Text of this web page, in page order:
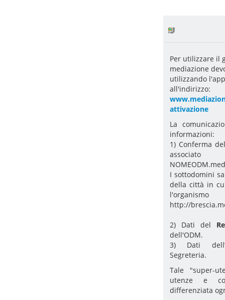
Per utilizzare il
mediazione
utilizzando
all'indirizzo:
attivazione
La
informazioni:
1) Conferma
I sottodomini
della città in
l'organismo
http://
2) Dati del
dell'ODM.
3) Dati dell’
Segreteria.
Tale "super-
utenze e
differenziata